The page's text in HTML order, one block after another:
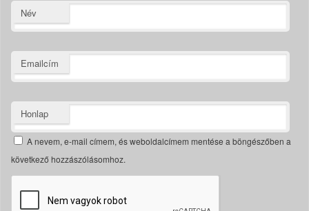
Név
Emailcím
Honlap
A nevem, e-mail címem, és weboldalcímem mentése a böngészőben a
következő hozzászólásomhoz.